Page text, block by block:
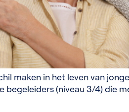
maken in het leven van
(niveau 3/4) die